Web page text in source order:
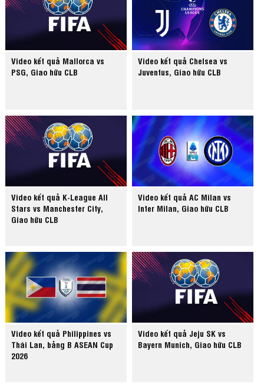
Video kết quả Mallorca vs
PSG, Giao hữu CLB
Video kết quả Chelsea vs
Juventus, Giao hữu CLB
Video kết quả K-League All
Stars vs Manchester City,
Giao hữu CLB
Video kết quả AC Milan vs
Inter Milan, Giao hữu CLB
Video kết quả Philippines vs
Thái Lan, bảng B ASEAN Cup
2026
Video kết quả Jeju SK vs
Bayern Munich, Giao hữu CLB